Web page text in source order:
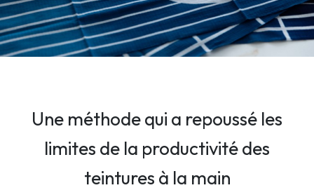
Une méthode qui a repoussé les
limites de la productivité des
teintures à la main